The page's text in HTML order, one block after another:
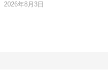
2026年8月3日